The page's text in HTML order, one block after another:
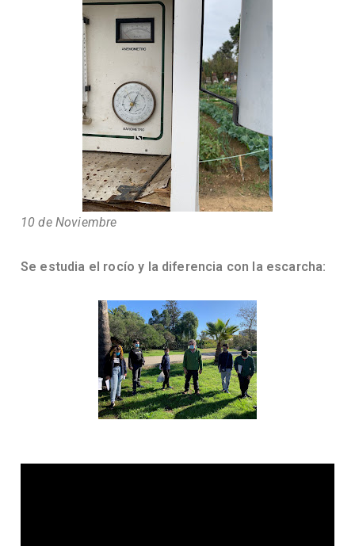
10 de Noviembre
Se estudia el rocío y la diferencia con la escarcha: